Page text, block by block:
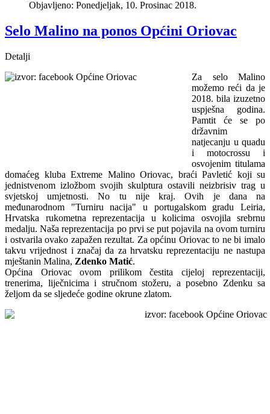
Objavljeno: Ponedjeljak, 10. Prosinac 2018.
Selo Malino na ponos Općini Oriovac
Detalji
Za selo Malino
možemo reći da je
2018. bila izuzetno
uspješna godina.
Pamtit će se po
državnim
natjecanju u quadu
i motocrossu i
osvojenim titulama
domaćeg kluba Extreme Malino Oriovac, braći Pavletić koji su
jednistvenom izložbom svojih skulptura ostavili neizbrisiv trag u
svjetskoj umjetnosti. No tu nije kraj. Ovih je dana na
međunarodnom "Turniru nacija" u portugalskom gradu Leiria,
Hrvatska rukometna reprezentacija u kolicima osvojila srebrnu
medalju. Naša reprezentacija po prvi se put pojavila na ovom turniru
i ostvarila ovako zapažen rezultat. Za općinu Oriovac to ne bi imalo
takvu vrijednost i značaj da za hrvatsku reprezentaciju ne nastupa
mještanin Malina, Zdenko Matić.
Općina Oriovac ovom prilikom čestita cijeloj reprezentaciji,
trenerima, liječnicima i stručnom stožeru, a posebno Zdenku sa
željom da se sljedeće godine okrune zlatom.